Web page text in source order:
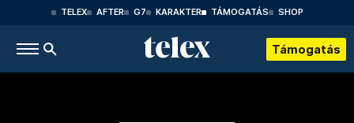
TELEX AFTER G7 KARAKTER TÁMOGATÁS SHOP
Támogatás